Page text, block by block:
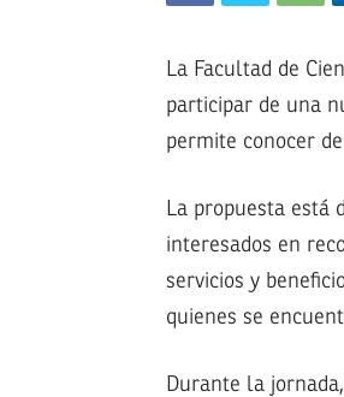
La Facultad de
participar de una
permite conocer
La propuesta está
interesados en
servicios y
quienes se
Durante la